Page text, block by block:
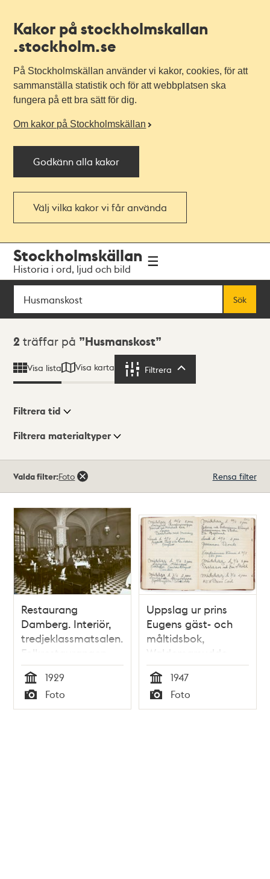
Kakor på stockholmskallan
.stockholm.se
På Stockholmskällan använder vi kakor, cookies, för att
sammanställa statistik och för att webbplatsen ska
fungera på ett bra sätt för dig.
Om kakor på Stockholmskällan
Godkänn alla kakor
Välj vilka kakor vi får använda
navigationen
huvudinnehållet
Stockholmskällan
Historia i ord, ljud och bild
Sök
Sök
Sökresultat
2 träffar på Husmanskost
Visa lista Visa karta Filtrera
Visningsläge
Filtrera tid
Filtrera materialtyper
träffar
Valda filter:Foto Rensa filter
Restaurang
Damberg. Interiör,
tredjeklassmatsalen.
Folkrestaurangen
togs över av SARA-
bolaget den 1
januari 1935 men
drevs tidigare av
Tid
1929
Typ
Foto
Uppslag ur prins
Eugens gäst- och
måltidsbok,
Waldemarsudde
Tid
1947
Typ
Foto